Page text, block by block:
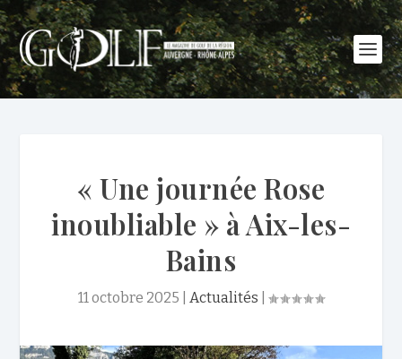
« Une journée Rose
inoubliable » à Aix-les-
Bains
11 octobre 2025 Actualités